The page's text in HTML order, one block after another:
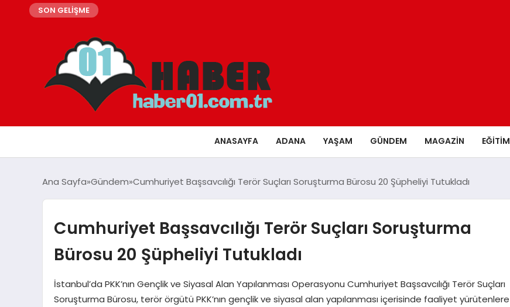
SON GELİŞME
ANASAYFA ADANA YAŞAM GÜNDEM MAGAZIN EĞITIM
Ana Sayfa Gündem Cumhuriyet Başsavcılığı Terör Suçları Soruşturma Bürosu 20 Şüpheliyi Tutukladı
Cumhuriyet Başsavcılığı Terör Suçları Soruşturma
Bürosu 20 Şüpheliyi Tutukladı
İstanbul’da PKK’nın Gençlik ve Siyasal Alan Yapılanması Operasyonu Cumhuriyet Başsavcılığı Terör Suçları
Soruşturma Bürosu, terör örgütü PKK’nın gençlik ve siyasal alan yapılanması içerisinde faaliyet yürütenlere